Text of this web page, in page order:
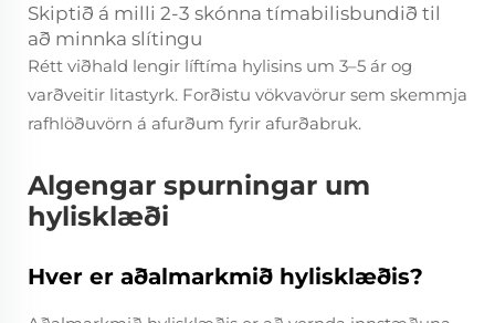
Skiptið á milli 2-3 skónna tímabilisbundið til
að minnka slítingu
Rétt viðhald lengir líftíma hylisins um 3–5 ár og
varðveitir litastyrk. Forðistu vökvavörur sem skemmja
rafhlöðuvörn á afurðum fyrir afurðabruk.
Algengar spurningar um
hylisklæði
Hver er aðalmarkmið hylisklæðis?